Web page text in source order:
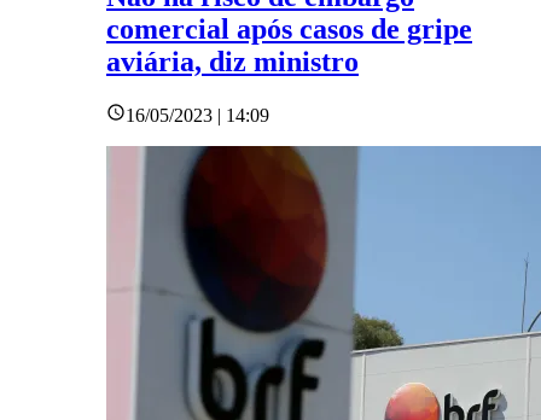
comercial após casos de gripe
aviária, diz ministro
16/05/2023 | 14:09